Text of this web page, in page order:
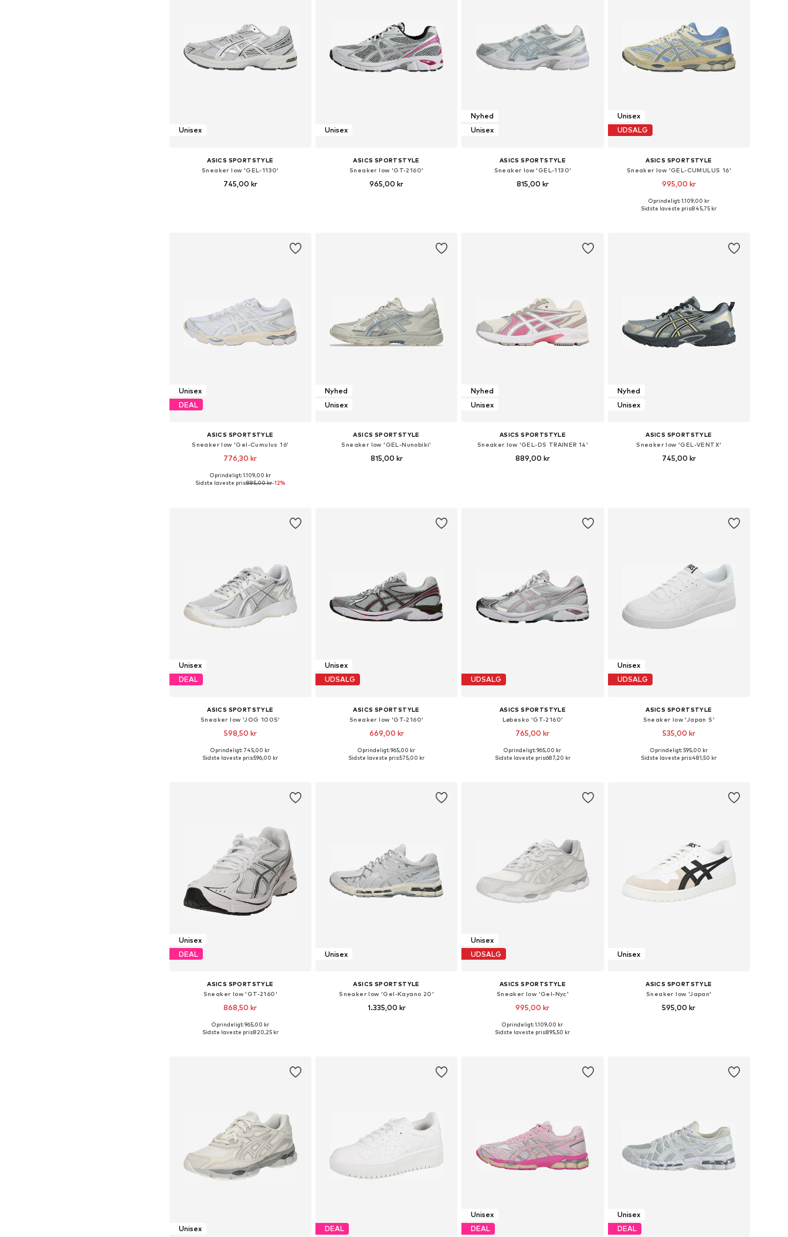
Unisex
ASICS SPORTSTYLE
Sneaker low 'GEL-1130'
745,00 kr
Unisex
ASICS SPORTSTYLE
Sneaker low 'GT-2160'
965,00 kr
Nyhed
Unisex
ASICS SPORTSTYLE
Sneaker low 'GEL-1130'
815,00 kr
Unisex
UDSALG
ASICS SPORTSTYLE
Sneaker low 'GEL-CUMULUS 16'
995,00 kr
+1
Fås i mange størrelser
Oprindeligt: 1.109,00 kr
Sidste laveste pris:845,75 kr
Unisex
DEAL
ASICS SPORTSTYLE
Sneaker low 'Gel-Cumulus 16'
776,30 kr
+1
Fås i mange størrelser
Oprindeligt: 1.109,00 kr
Sidste laveste pris:885,00 kr-12%
Nyhed
Unisex
ASICS SPORTSTYLE
Sneaker low 'GEL-Nunobiki'
815,00 kr
Nyhed
Unisex
ASICS SPORTSTYLE
Sneaker low 'GEL-DS TRAINER 14'
889,00 kr
Nyhed
Unisex
ASICS SPORTSTYLE
Sneaker low 'GEL-VENTX'
745,00 kr
Unisex
DEAL
ASICS SPORTSTYLE
Sneaker low 'JOG 100S'
598,50 kr
Fås i mange størrelser
Oprindeligt: 745,00 kr
Sidste laveste pris:596,00 kr
Unisex
UDSALG
ASICS SPORTSTYLE
Sneaker low 'GT-2160'
669,00 kr
+5
Fås i mange størrelser
Oprindeligt: 965,00 kr
Sidste laveste pris:575,00 kr
UDSALG
ASICS SPORTSTYLE
Løbesko 'GT-2160'
765,00 kr
Fås i mange størrelser
Oprindeligt: 965,00 kr
Sidste laveste pris:687,20 kr
Unisex
UDSALG
ASICS SPORTSTYLE
Sneaker low 'Japan S'
535,00 kr
Fås i mange størrelser
Oprindeligt: 595,00 kr
Sidste laveste pris:481,50 kr
Unisex
DEAL
ASICS SPORTSTYLE
Sneaker low 'GT-2160'
868,50 kr
+5
Fås i mange størrelser
Oprindeligt: 965,00 kr
Sidste laveste pris:820,25 kr
Unisex
ASICS SPORTSTYLE
Sneaker low 'Gel-Kayano 20'
1.335,00 kr
Unisex
UDSALG
ASICS SPORTSTYLE
Sneaker low 'Gel-Nyc'
995,00 kr
Fås i mange størrelser
Oprindeligt: 1.109,00 kr
Sidste laveste pris:895,50 kr
Unisex
ASICS SPORTSTYLE
Sneaker low 'Japan'
595,00 kr
Unisex DEAL
Unisex
DEAL
Unisex
DEAL